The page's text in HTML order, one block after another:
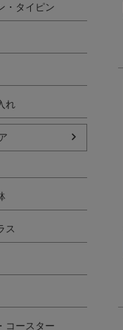
・タイピン
れ
ス
コースター